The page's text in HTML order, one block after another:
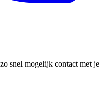
snel mogelijk contact met je